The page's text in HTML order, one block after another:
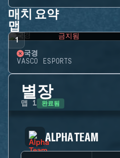
매치 요약
맵
1 금지됨
국경
VASCO ESPORTS
별장
맵 1 완료됨
ALPHA TEAM